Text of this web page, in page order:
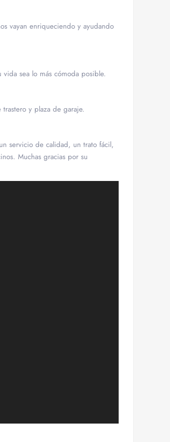
vayan enriqueciendo y ayudando
sea lo más cómoda posible.
y plaza de garaje.
servicio de calidad, un trato fácil,
Muchas gracias por su